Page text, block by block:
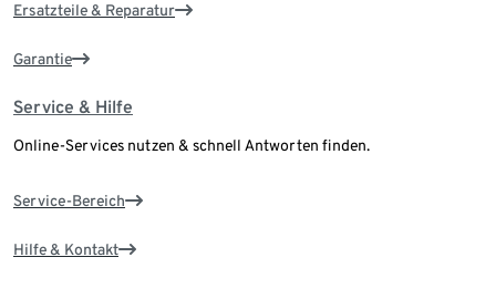
Ersatzteile & Reparatur
Garantie
Service & Hilfe
Online-Services nutzen & schnell Antworten finden.
Service-Bereich
Hilfe & Kontakt